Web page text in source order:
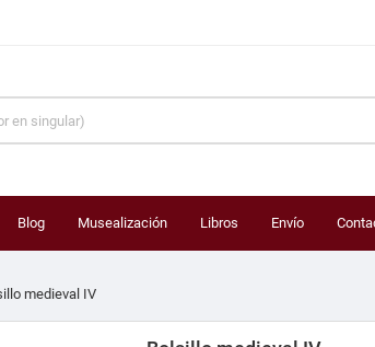
Blog Musealización Libros Envío
medieval IV